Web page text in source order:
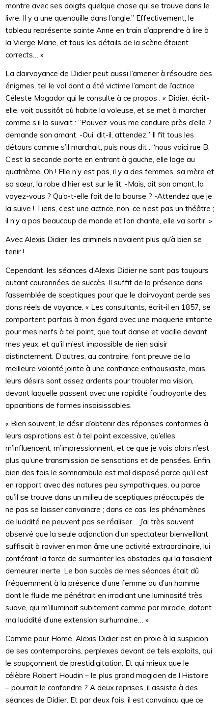
montre avec ses doigts quelque chose qui se trouve dans le
livre. Il y a une quenouille dans l’angle.” Effectivement, le
tableau représente sainte Anne en train d’apprendre à lire à
la Vierge Marie, et tous les détails de la scène étaient
corrects… »
La clairvoyance de Didier peut aussi l’amener à résoudre des
énigmes, tel le vol dont a été victime l’amant de l’actrice
Céleste Mogador qui le consulte à ce propos : « Didier, écrit-
elle, voit aussitôt où habite la voleuse, et se met à marcher
comme s’il la suivait : “Pouvez-vous me conduire près d’elle ?
demande son amant. -Oui, dit-il, attendez.” Il fit tous les
détours comme s’il marchait, puis nous dit : “nous voici rue B.
C’est la seconde porte en entrant à gauche, elle loge au
quatrième. Oh ! Elle n’y est pas, il y a des femmes, sa mère et
sa sœur, la robe d’hier est sur le lit. -Mais, dit son amant, la
voyez-vous ? Qu’a-t-elle fait de la bourse ? -Attendez que je
la suive ! Tiens, c’est une actrice, non, ce n’est pas un théâtre ;
il n’y a pas beaucoup de monde et l’on chante, elle va sortir. »
Avec Alexis Didier, les criminels n’avaient plus qu’à bien se
tenir !
Cependant, les séances d’Alexis Didier ne sont pas toujours
autant couronnées de succès. Il suffit de la présence dans
l’assemblée de sceptiques pour que le clairvoyant perde ses
dons réels de voyance. « Les consultants, écrit-il en 1857, se
comportent parfois à mon égard avec une moquerie irritante
pour mes nerfs à tel point, que tout danse et vacille devant
mes yeux, et qu’il m’est impossible de rien saisir
distinctement. D’autres, au contraire, font preuve de la
meilleure volonté jointe à une confiance enthousiaste, mais
leurs désirs sont assez ardents pour troubler ma vision,
devant laquelle passent avec une rapidité foudroyante des
apparitions de formes insaisissables.
« Bien souvent, le désir d’obtenir des réponses conformes à
leurs aspirations est à tel point excessive, qu’elles
m’influencent, m’impressionnent, et ce que je vois alors n’est
plus qu’une transmission de sensations et de pensées. Enfin,
bien des fois le somnambule est mal disposé parce qu’il est
en rapport avec des natures peu sympathiques, ou parce
qu’il se trouve dans un milieu de sceptiques préoccupés de
ne pas se laisser convaincre ; dans ce cas, les phénomènes
de lucidité ne peuvent pas se réaliser… J’ai très souvent
observé que la seule adjonction d’un spectateur bienveillant
suffisait à raviver en mon âme une activité extraordinaire, lui
conférant la force de surmonter les obstacles qui la faisaient
demeurer inerte. Le bon succès de mes séances était dû
fréquemment à la présence d’une femme ou d’un homme
dont le fluide me pénétrait en irradiant une luminosité très
suave, qui m’illuminait subitement comme par miracle, dotant
ma lucidité d’une extension surhumaine… »
Comme pour Home, Alexis Didier est en proie à la suspicion
de ses contemporains, perplexes devant de tels exploits, qui
le soupçonnent de prestidigitation. Et qui mieux que le
célèbre Robert Houdin – le plus grand magicien de l’Histoire
– pourrait le confondre ? A deux reprises, il assiste à des
séances de Didier. Et par deux fois, il est convaincu que ce